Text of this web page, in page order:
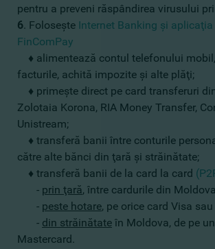
pentru a preveni răspândirea virusului
6. Foloseşte Internet Banking şi
FinComPay
♦ alimentează contul telefonului
facturile, achită impozite şi alte plăţi;
♦ primeşte direct pe card transferuri
Zolotaia Korona, RIA Money Transfer,
Unistream;
♦ transferă banii între conturile
către alte bănci din ţară şi străinătate;
♦ transferă banii de la card la card
- prin ţară, între cardurile din
- peste hotare, pe orice card Visa
- din străinătate în Moldova, de pe
Mastercard.